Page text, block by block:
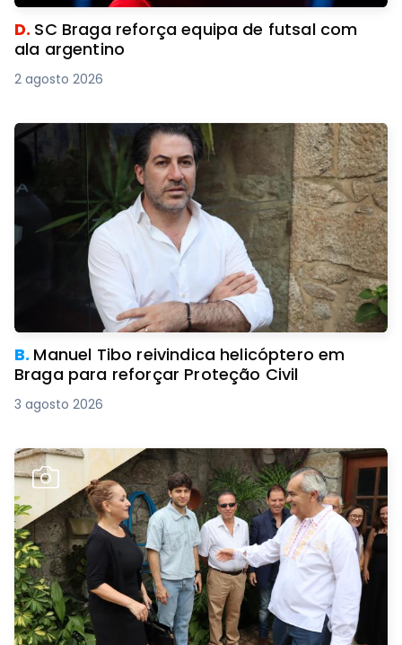
D. SC Braga reforça equipa de futsal com
ala argentino
2 agosto 2026
B. Manuel Tibo reivindica helicóptero em
Braga para reforçar Proteção Civil
3 agosto 2026